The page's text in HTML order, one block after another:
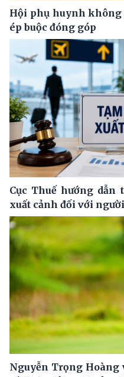
Hội phụ huynh không
ép buộc đóng góp
Cục Thuế hướng dẫn
xuất cảnh đối với
Nguyễn Trọng Hoàng